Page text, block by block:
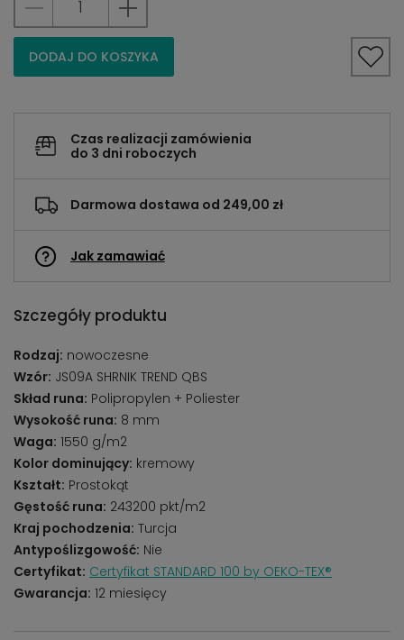
DODAJ DO KOSZYKA
Czas realizacji zamówienia
do 3 dni roboczych
Darmowa dostawa od 249,00 zł
Jak zamawiać
Szczegóły produktu
Rodzaj: nowoczesne
Wzór: JS09A SHRNIK TREND QBS
Skład runa: Polipropylen + Poliester
Wysokość runa: 8 mm
Waga: 1550 g/m2
Kolor dominujący: kremowy
Kształt: Prostokąt
Gęstość runa: 243200 pkt/m2
Kraj pochodzenia: Turcja
Antypoślizgowość: Nie
Certyfikat: Certyfikat STANDARD 100 by OEKO-TEX®
Gwarancja: 12 miesięcy